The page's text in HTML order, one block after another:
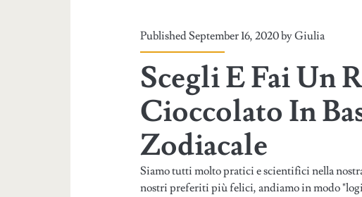
Published September 16, 2020 byGiulia
Scegli E Fai Un
Cioccolato In
Zodiacale
Siamo tutti molto pratici e scientifici nella
nostri preferiti più felici, andiamo in modo